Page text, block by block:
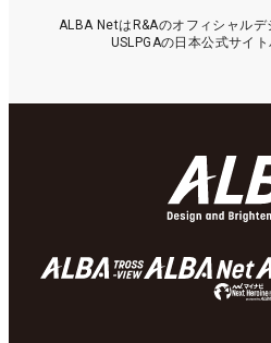
ALBA NetはR&Aのオフィシャル
USLPGAの日本公式サイト